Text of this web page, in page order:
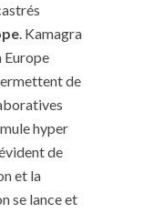
. Kamagra
Europe
de
hyper
de
et la
se lance et